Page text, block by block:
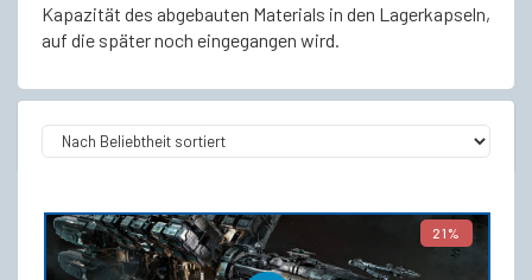
Kapazität des abgebauten Materials in den Lagerkapseln,
auf die später noch eingegangen wird.
21%